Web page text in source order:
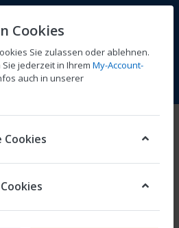
Wunschliste
Cookies
Sie zulassen oder ablehnen.
jederzeit in Ihrem My-Account-
auch in unserer